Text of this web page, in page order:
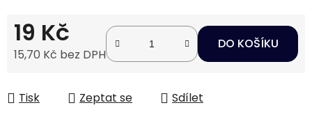
19 Kč
15,70 Kč bez DPH
DO KOŠÍKU
Tisk Zeptat se Sdílet